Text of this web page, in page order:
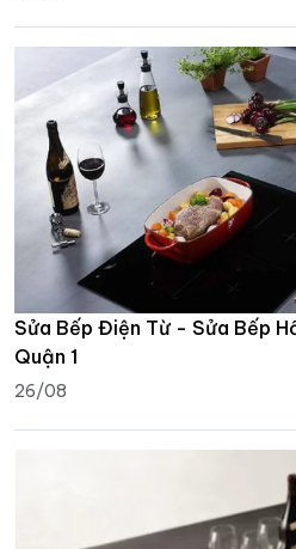
Sửa Bếp Điện Từ - Sửa Bếp
Quận 1
26/08